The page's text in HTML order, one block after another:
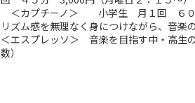
＜カプチーノ＞ 小学生 月１回 ６０
リズム感を無理なく身につけながら、音楽
＜エスプレッソ＞ 音楽を目指す中・高生
数）